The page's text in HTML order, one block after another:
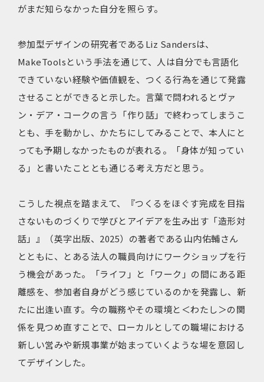
がまだ知らなかった自分を照らす。
参加型デザインの研究者であるLiz Sandersは、
MakeToolsという手法を通じて、人は自分でも言語化
できていない経験や価値観を、つくる行為を通じて発露
させることができると示した。言葉で問われるとヴァ
ン・デア・コークの言う「作り話」で終わってしまうこ
とも、手を動かし、かたちにしてみることで、本人にと
っても予期しなかったものが表れる。「身体が知ってい
る」と書いたこととも通じる考え方だと思う。
こうした視点を踏まえて、『つくるをほぐす――完成を目指
さないものづくりで学びとアイデアを生み出す「造形対
話」』（英字出版、2025）の著者である山内佑輔さん
とともに、とある法人の職員向けにワークショップを行
う機会があった。「ライフ」と「ワーク」の間にある距
離感を、参加者自身がどう感じているのかを発露し、新
たに出逢い直す。今の職務やその環境と＜わたし＞の関
係を見つめ直すことで、ローカルとしての職場における
新しい営みや新規事業が始まっていくような場を意図し
てデザインした。